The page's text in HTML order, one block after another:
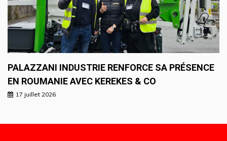
PALAZZANI INDUSTRIE RENFORCE SA PRÉSENCE
EN ROUMANIE AVEC KEREKES & CO
17 juillet 2026